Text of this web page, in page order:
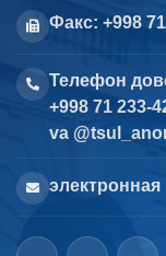
Факс: +998
Телефон
+998 71 233-
va
электронная